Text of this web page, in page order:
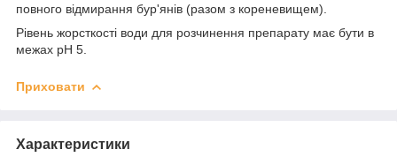
повного відмирання бур'янів (разом з кореневищем).
Рівень жорсткості води для розчинення препарату має бути в
межах pH 5.
Приховати
Характеристики